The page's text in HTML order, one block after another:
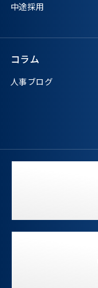
中途採用
コラム
人事ブログ